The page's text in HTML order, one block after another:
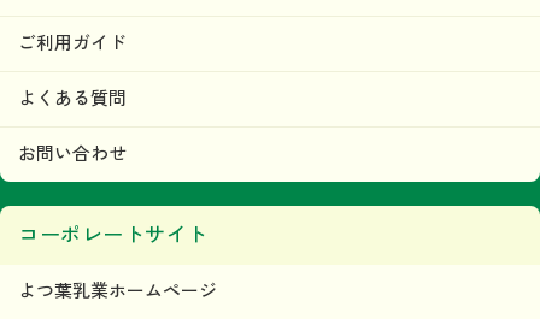
ご利用ガイド
よくある質問
お問い合わせ
コーポレートサイト
よつ葉乳業ホームページ